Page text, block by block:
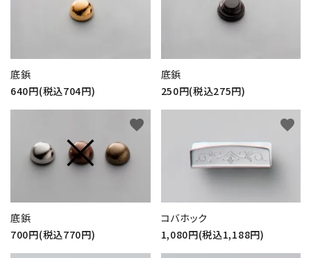
底鋲
640円(税込704円)
底鋲
250円(税込275円)
底鋲
700円(税込770円)
favorite
コバホック
1,080円(税込1,188円)
favorite